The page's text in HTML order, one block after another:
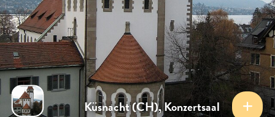
Küsnacht (CH), Konzertsaal